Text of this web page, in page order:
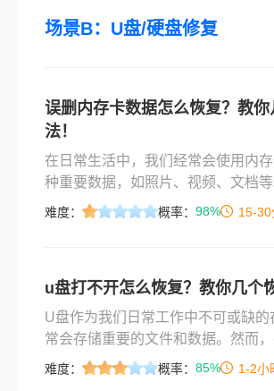
场景B：U盘/硬盘修复
误删内存卡数据怎么恢复？教
法！
在日常生活中，我们经常会使用内
种重要数据，如照片、视频、文档
时我们可能会不小心误删这些数据，
难度： 概率： 98% 15-30
u盘打不开怎么恢复？教你几个
​U盘作为我们日常工作中不可或缺的
常会存储重要的文件和数据。然而
能会遇到U盘无法打开的情况，这可
难度： 概率： 85% 1-2小